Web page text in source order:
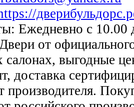
Ежедневно с 10.00
Двери от
выгодные
доставка
производителя.